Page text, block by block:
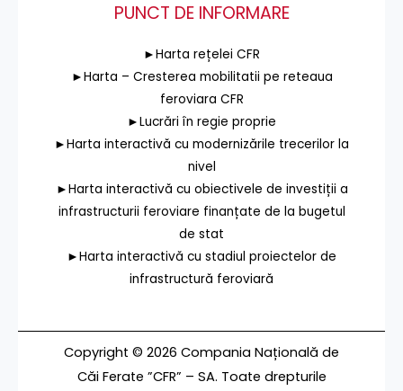
PUNCT DE INFORMARE
►Harta rețelei CFR
►Harta – Cresterea mobilitatii pe reteaua
feroviara CFR
►Lucrări în regie proprie
►Harta interactivă cu modernizările trecerilor la
nivel
►Harta interactivă cu obiectivele de investiții a
infrastructurii feroviare finanțate de la bugetul
de stat
►Harta interactivă cu stadiul proiectelor de
infrastructură feroviară
Copyright © 2026 Compania Națională de
Căi Ferate ”CFR” – SA. Toate drepturile